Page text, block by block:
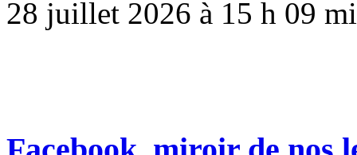
28 juillet 2026 à 15 h 09